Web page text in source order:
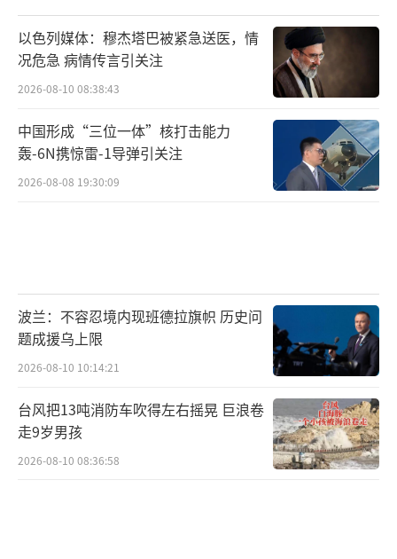
抢占欧洲市场。目前，美国军工巨头在欧洲军
火市场上占据重要份额，如美国“爱国者”反
导系统在欧洲防空市场占据主导地位。洛克希
德·马丁公司首席运营官称，该公司正扩大在
欧洲的供应链，建设新的工厂。
对此，法国总统马克龙25日在海牙呼吁，
批不批准。他说：“只有发展自己的军火系
统，我们才能自由……只有拥有使用武器的自
由，我们才能有外交和军事选择的自主权。”
“‘爸爸策略’带来了什么？”
在这次北约峰会期间，除了确定北约军费
以色列媒体：穆杰塔巴被紧急送医，情
况危急 病情传言引关注
2026-08-10 08:38:43
中国形成“三位一体”核打击能力
轰-6N携惊雷-1导弹引关注
2026-08-08 19:30:09
波兰：不容忍境内现班德拉旗帜 历史问
题成援乌上限
2026-08-10 10:14:21
台风把13吨消防车吹得左右摇晃 巨浪卷
走9岁男孩
2026-08-10 08:36:58